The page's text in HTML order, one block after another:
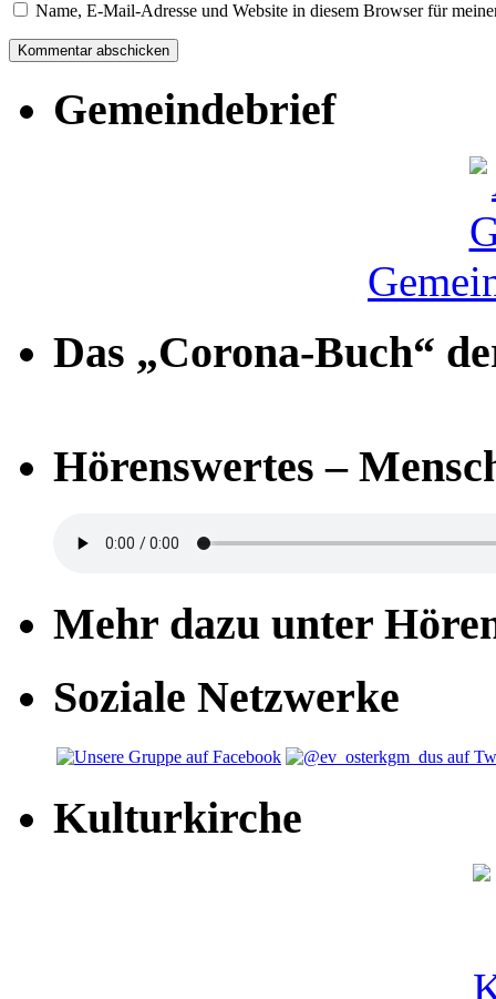
Name, E-Mail-Adresse und Website in diesem Browser für
Gemeindebrief
Das „Corona-Buch“
Hörenswertes –
Mehr dazu unter
Soziale Netzwerke
Kulturkirche